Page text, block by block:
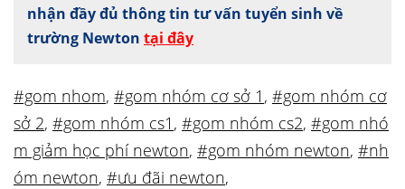
nhận đầy đủ thông tin tư vấn tuyển sinh về
trường Newton tại đây
#gom nhom, #gom nhóm cơ sở 1 , #gom nhóm cơ
sở 2, #gom nhóm cs1 , #gom nhóm cs2, #gom nhó
m giảm học phí newton, #gom nhóm newton, #nh
óm newton, #ưu đãi newton,